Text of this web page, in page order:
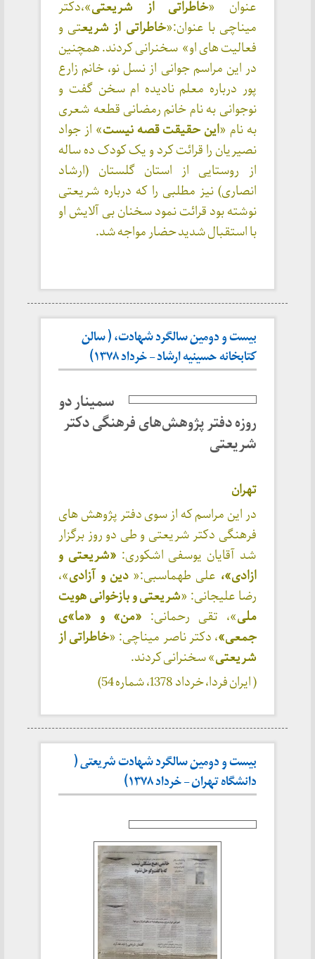
عنوان «خاطراتی از شریعتی»،دکتر
میناچی با عنوان:«خاطراتی از شریعتی و
فعالیت های او» سخنرانی کردند. همچنین
در این مراسم جوانی از نسل نو، خانم زارع
پور درباره معلم نادیده ام سخن گفت و
نوجوانی به نام خانم رمضانی قطعه شعری
به نام «این حقیقت قصه نیست» از جواد
نصیریان را قرائت کرد و یک کودک ده ساله
از روستایی از استان گلستان (ارشاد
انصاری) نیز مطلبی را که درباره شریعتی
نوشته بود قرائت نمود سخنان بی آلایش او
با استقبال شدید حضار مواجه شد.
بیست و دومین سالگرد شهادت، ( سالن
کتابخانه حسینیه ارشاد – خرداد ۱۳۷۸)
سمینار دو
روزه دفتر پژوهش‌های فرهنگی دکتر
شریعتی
تهران
در این مراسم که از سوی دفتر پژوهش های
فرهنگی دکتر شریعتی و طی دو روز برگزار
شد آقایان یوسفی اشکوری: «شریعتی و
ازادی»، علی طهماسبی:«دین و آزادی»،
رضا علیجانی: «شریعتی و بازخوانی هویت
ملی»، تقی رحمانی: «من» و «ما»ی
جمعی»، دکتر ناصر میناچی: «خاطراتی از
شریعتی» سخنرانی کردند.
( ایران فردا، خرداد 1378، شماره 54)
بیست و دومین سالگرد شهادت شریعتی (
دانشگاه تهران – خرداد ۱۳۷۸)